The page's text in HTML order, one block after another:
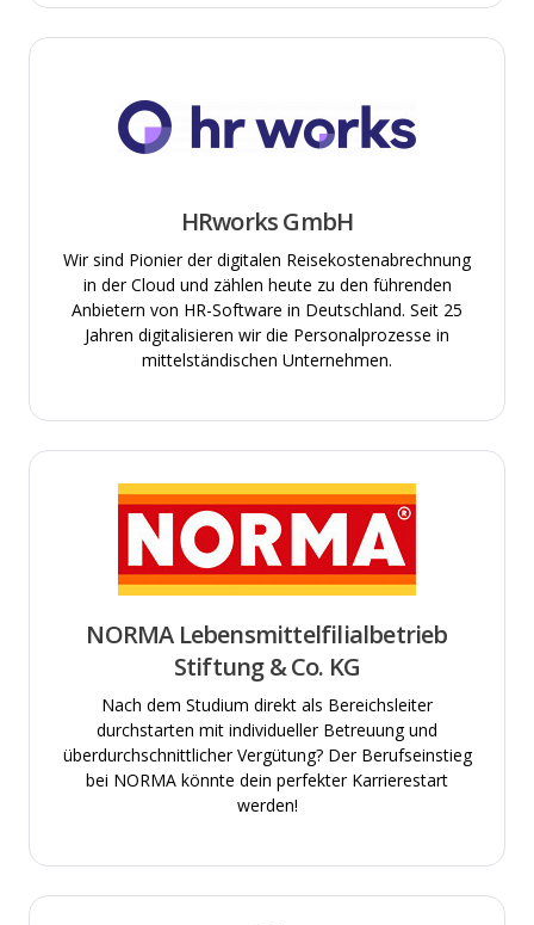
HRworks GmbH
Wir sind Pionier der digitalen Reisekostenabrechnung
in der Cloud und zählen heute zu den führenden
Anbietern von HR-Software in Deutschland. Seit 25
Jahren digitalisieren wir die Personalprozesse in
mittelständischen Unternehmen.
NORMA Lebensmittelfilialbetrieb
Stiftung & Co. KG
Nach dem Studium direkt als Bereichsleiter
durchstarten mit individueller Betreuung und
überdurchschnittlicher Vergütung? Der Berufseinstieg
bei NORMA könnte dein perfekter Karrierestart
werden!